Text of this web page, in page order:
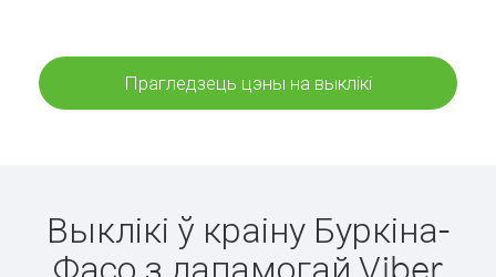
Прагледзець цэны на выклікі
Выклікі ў краіну Буркіна-
Фасо з дапамогай Viber